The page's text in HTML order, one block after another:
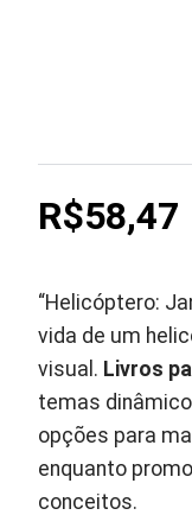
R$58,47
“Helicóptero:
vida de um
visual. Livros
temas
opções para
enquanto
conceitos.